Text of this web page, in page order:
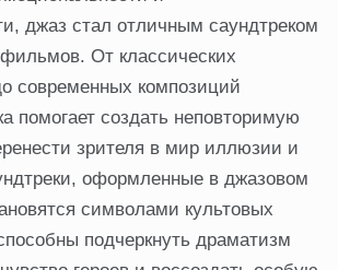
джаз стал отличным саундтреком
От классических
современных композиций
помогает создать неповторимую
зрителя в мир иллюзии и
оформленные в джазовом
символами культовых
подчеркнуть драматизм